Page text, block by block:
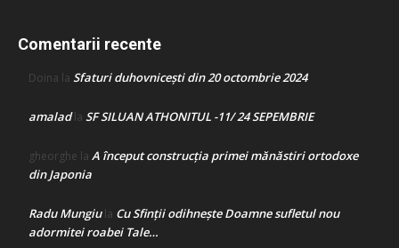
Comentarii recente
Doina la Sfaturi duhovnicești din 20 octombrie 2024
amaladla SF SILUAN ATHONITUL -11/ 24 SEPEMBRIE
gheorghe la A început construcţia primei mănăstiri ortodoxe
din Japonia
Radu Mungiula Cu Sfinții odihnește Doamne sufletul nou
adormitei roabei Tale…